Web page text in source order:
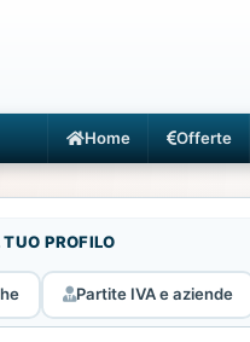
Home Offerte
TUO PROFILO
Partite IVA e aziende